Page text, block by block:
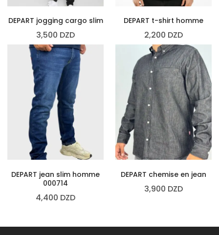
DEPART jogging cargo slim
3,500 DZD
DEPART t-shirt homme
2,200 DZD
DEPART jean slim homme
000714
4,400 DZD
DEPART chemise en jean
3,900 DZD